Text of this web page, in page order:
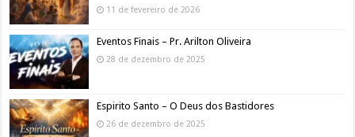
11 de fevereiro de 2026
Eventos Finais – Pr. Arilton Oliveira
28 de dezembro de 2025
Espirito Santo – O Deus dos Bastidores
26 de dezembro de 2025